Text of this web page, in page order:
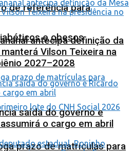
de referência para
e obesos
prazo de matrículas para
antecipa definição da
Vilson Teixeira na
2027–2028
saída do governo e
o cargo em abril